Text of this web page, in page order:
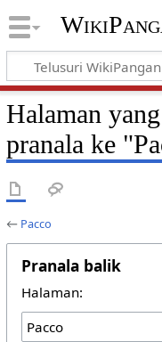
Halaman
pranala ke
← Pacco
Pranala balik
Halaman: